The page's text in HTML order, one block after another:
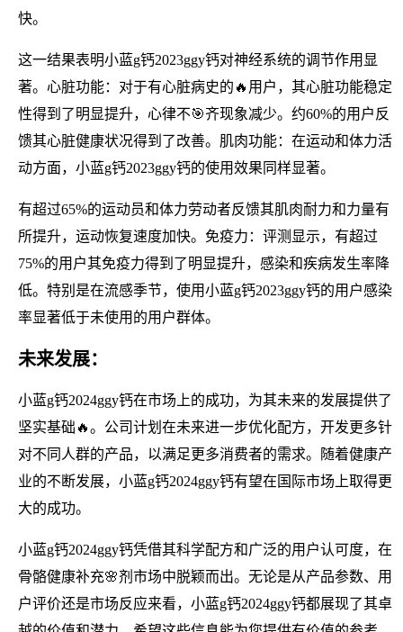
快。
这一结果表明小蓝g钙2023ggy钙对神经系统的调节作用显
著。心脏功能：对于有心脏病史的🔥用户，其心脏功能稳定
性得到了明显提升，心律不🎯齐现象减少。约60%的用户反
馈其心脏健康状况得到了改善。肌肉功能：在运动和体力活
动方面，小蓝g钙2023ggy钙的使用效果同样显著。
有超过65%的运动员和体力劳动者反馈其肌肉耐力和力量有
所提升，运动恢复速度加快。免疫力：评测显示，有超过
75%的用户其免疫力得到了明显提升，感染和疾病发生率降
低。特别是在流感季节，使用小蓝g钙2023ggy钙的用户感染
率显著低于未使用的用户群体。
未来发展：
小蓝g钙2024ggy钙在市场上的成功，为其未来的发展提供了
坚实基础🔥。公司计划在未来进一步优化配方，开发更多针
对不同人群的产品，以满足更多消费者的需求。随着健康产
业的不断发展，小蓝g钙2024ggy钙有望在国际市场上取得更
大的成功。
小蓝g钙2024ggy钙凭借其科学配方和广泛的用户认可度，在
骨骼健康补充🌸剂市场中脱颖而出。无论是从产品参数、用
户评价还是市场反应来看，小蓝g钙2024ggy钙都展现了其卓